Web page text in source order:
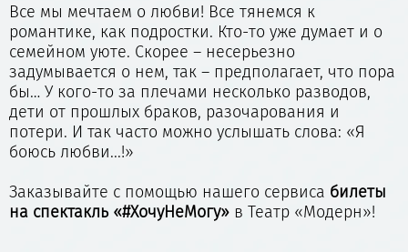
Все мы мечтаем о любви! Все тянемся к
романтике, как подростки. Кто-то уже думает и о
семейном уюте. Скорее – несерьезно
задумывается о нем, так – предполагает, что пора
бы… У кого-то за плечами несколько разводов,
дети от прошлых браков, разочарования и
потери. И так часто можно услышать слова: «Я
боюсь любви...!»
Заказывайте с помощью нашего сервиса билеты
на спектакль «#ХочуНеМогу» в Театр «Модерн»!